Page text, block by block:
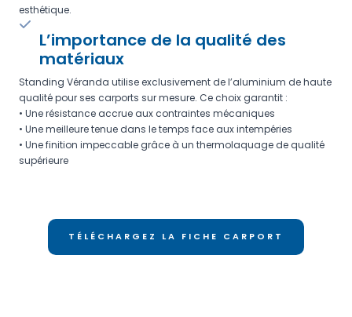
esthétique.
L’importance de la qualité des
matériaux
Standing Véranda utilise exclusivement de l’aluminium de haute
qualité pour ses carports sur mesure. Ce choix garantit :
• Une résistance accrue aux contraintes mécaniques
• Une meilleure tenue dans le temps face aux intempéries
• Une finition impeccable grâce à un thermolaquage de qualité
supérieure
TÉLÉCHARGEZ LA FICHE CARPORT